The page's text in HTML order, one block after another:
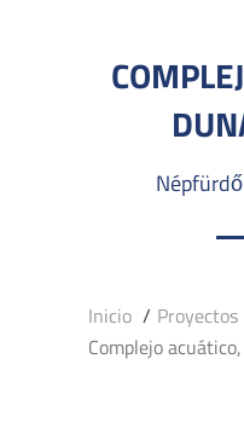
Inicio
Proyectos
Complejo